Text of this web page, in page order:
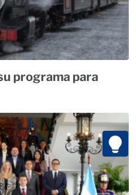
programa para